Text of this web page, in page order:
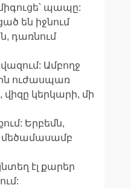
պապը:
են իջնում
դառնում
Ամբողջ
ուժասպառ
կերկարի, մի
Երբեմն,
մեծամասամբ
էլ քարեր